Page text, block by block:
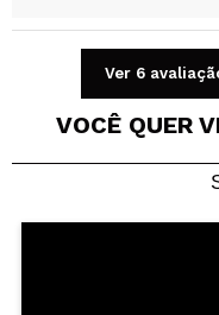
Seu vídeo
Recomenda
Ver 6
VOCÊ QUER